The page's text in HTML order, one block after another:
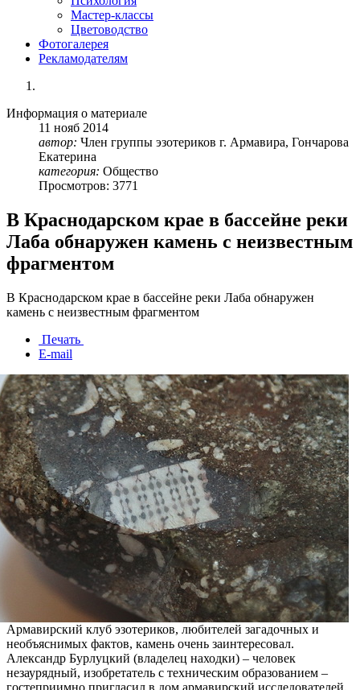
Мастер-классы
Цветоводство
Фотогалерея
Рекламодателям
Информация о материале
11 нояб 2014
автор: Член группы эзотериков г. Армавира, Гончарова
Екатерина
категория: Общество
Просмотров: 3771
В Краснодарском крае в бассейне реки
Лаба обнаружен камень с неизвестным
фрагментом
В Краснодарском крае в бассейне реки Лаба обнаружен
камень с неизвестным фрагментом
Печать
E-mail
Армавирский клуб эзотериков, любителей загадочных и
необъяснимых фактов, камень очень заинтересовал.
Александр Бурлуцкий (владелец находки) – человек
незаурядный, изобретатель с техническим образованием –